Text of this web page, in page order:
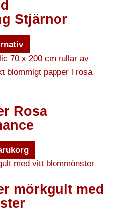
Stjärnor
Rosa
mörkgult med